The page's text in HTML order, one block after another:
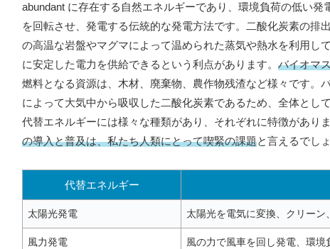
abundant に存在する自然エネルギーであり、環境負荷の低い発
を回転させ、発電する伝統的な発電方法です。二酸化炭素の排
の高温な岩盤やマグマによって温められた蒸気や熱水を利用し
に安定した電力を供給できるという利点があります。 バイオマ
燃料となる資源は、木材、廃棄物、農作物残渣など様々です。
によって大気中から吸収した二酸化炭素であるため、全体とし
代替エネルギーには様々な種類があり、それぞれに特徴があり
の導入と普及は、私たち人類にとって喫緊の課題と言えるでしょ
代替エネルギー
太陽光発電 太陽光を電気に変換、クリーン
風力発電 風の力で風車を回し発電、環境